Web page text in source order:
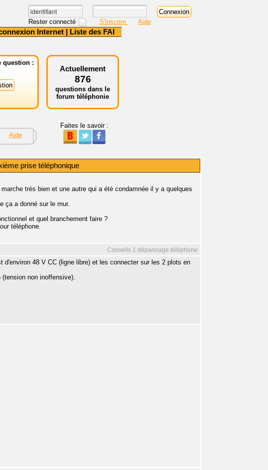
Rester connecté S'inscrire Aide
Internet | Liste des FAI
question :
Actuellement
876
questions dans le
forum téléphonie
Aide
Faites le savoir :
prise téléphonique
très bien et une autre qui a été condamnée il y a quelques
ça a donné sur le mur.
et quel branchement faire ?
téléphone.
Conseils 1 dépannage téléphone
48 V CC (ligne libre) et les connecter sur les 2 plots en
non inoffensive).